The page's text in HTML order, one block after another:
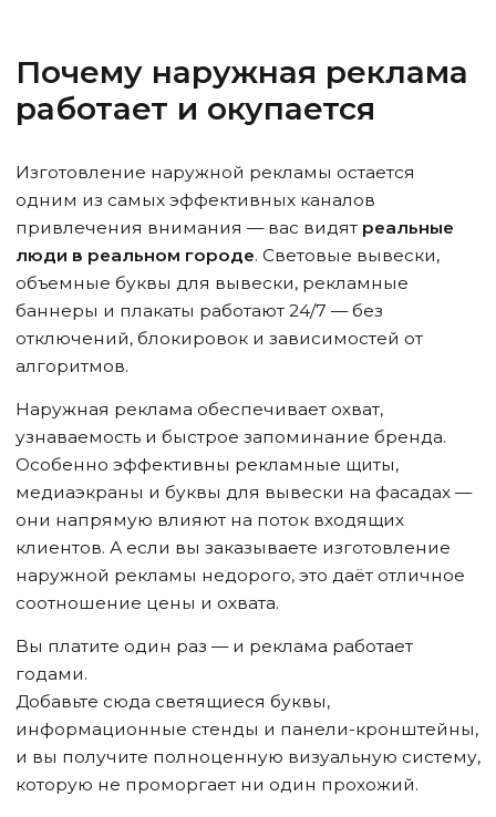
Почему наружная реклама
работает и окупается
Изготовление наружной рекламы остается
одним из самых эффективных каналов
привлечения внимания — вас видят реальные
люди в реальном городе. Световые вывески,
объемные буквы для вывески, рекламные
баннеры и плакаты работают 24/7 — без
отключений, блокировок и зависимостей от
алгоритмов.
Наружная реклама обеспечивает охват,
узнаваемость и быстрое запоминание бренда.
Особенно эффективны рекламные щиты,
медиаэкраны и буквы для вывески на фасадах —
они напрямую влияют на поток входящих
клиентов. А если вы заказываете изготовление
наружной рекламы недорого, это даёт отличное
соотношение цены и охвата.
Вы платите один раз — и реклама работает
годами.
Добавьте сюда светящиеся буквы,
информационные стенды и панели-кронштейны,
и вы получите полноценную визуальную систему,
которую не проморгает ни один прохожий.